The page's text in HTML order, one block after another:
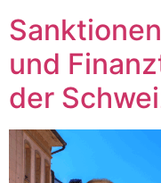
und
der